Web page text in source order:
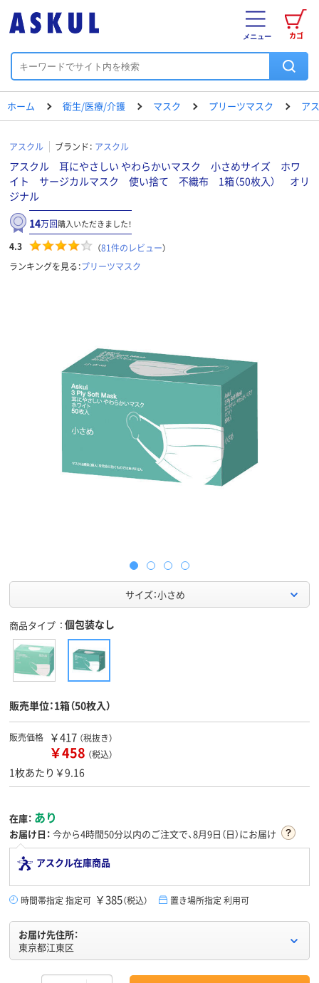
カゴ
メニュー
ホーム 衛生/医療/介護 マスク プリーツマスク ア
アスクル ブランド： アスクル
アスクル 耳にやさしい やわらかいマスク 小さめサイズ ホワ
イト サージカルマスク 使い捨て 不織布 1箱（50枚入） オリ
ジナル
14万回購入いただきました！
4.3 （81件のレビュー）
ランキングを見る：プリーツマスク
サイズ：小さめ
商品タイプ 個包装なし
販売単位：1箱（50枚入）
販売価格 ￥417 （税抜き）
￥458 （税込）
1枚あたり￥9.16
在庫： あり
お届け日： 今から4時間50分以内のご注文で、8月9日（日）にお届け
アスクル在庫商品
時間帯指定 指定可 ￥385（税込） 置き場所指定 利用可
お届け先住所：
東京都江東区